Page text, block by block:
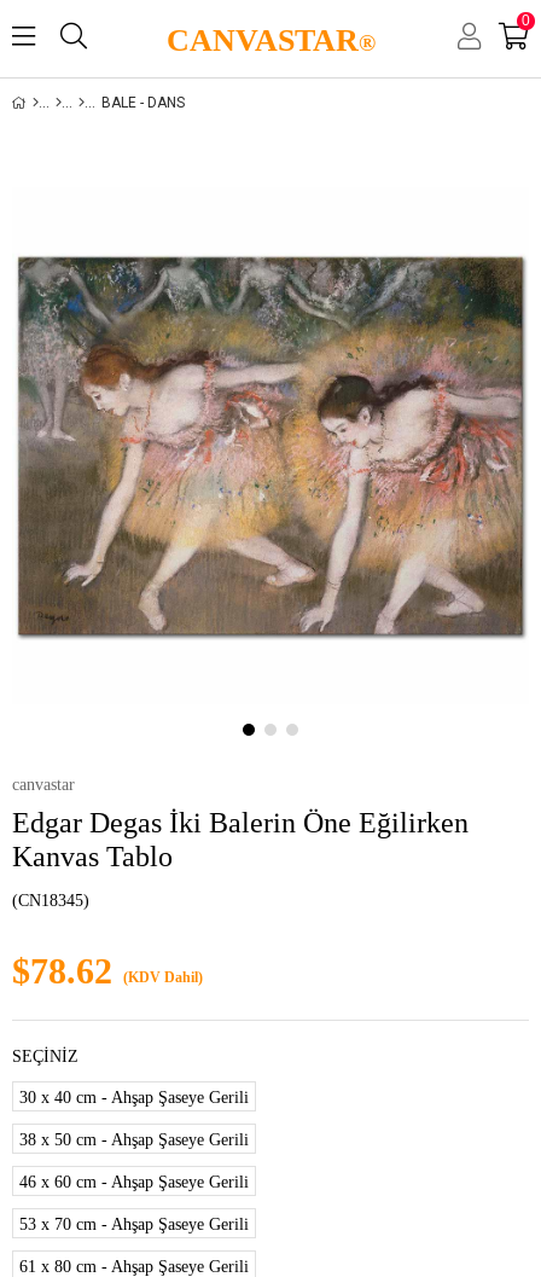
CANVASTAR®
0
BALE - DANS
canvastar
Edgar Degas İki Balerin Öne Eğilirken
Kanvas Tablo
(CN18345)
$78.62 (KDV Dahil)
SEÇİNİZ
30 x 40 cm - Ahşap Şaseye Gerili
38 x 50 cm - Ahşap Şaseye Gerili
46 x 60 cm - Ahşap Şaseye Gerili
53 x 70 cm - Ahşap Şaseye Gerili
61 x 80 cm - Ahşap Şaseye Gerili